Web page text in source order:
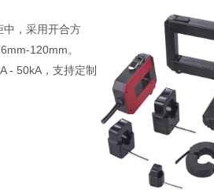
，采用开合方
120mm。
50kA，支持定制